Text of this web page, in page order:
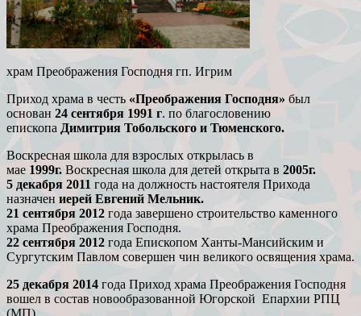
храм Преображения Господня гп. Игрим
Приход храма в честь «Преображения Господня» был
основан 24 сентября 1991 г. по благословению
епископа Димитрия Тобольского и Тюменского.
Воскресная школа для взрослых открылась в
мае 1999г. Воскресная школа для детей открыта в 2005г.
5 декабря 2011 года на должность настоятеля Прихода
назначен иерей Евгений Мельник.
21 сентября 2012 года завершено строительство каменного
храма Преображения Господня.
22 сентября 2012 года Епископом Ханты-Мансийским и
Сургутским Павлом совершен чин великого освящения храма.
25 декабря 2014 года Приход храма Преображения Господня
вошел в состав новообразованной Югорской Епархии РПЦ
(МП)